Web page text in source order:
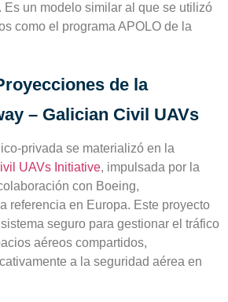
Es un modelo similar al que se utilizó
como el programa APOLO de la
de la
– Galician Civil UAVs
privada se materializó en la
UAVs Initiative, impulsada por la
con Boeing,
referencia en Europa. Este proyecto
seguro para gestionar el tráfico
aéreos compartidos,
a la seguridad aérea en